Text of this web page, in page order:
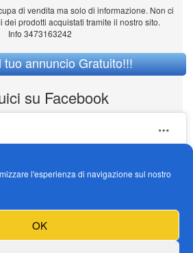
l'esperienza di navigazione sul nostro
OK
di vendita ma solo di informazione. Non ci
prodotti acquistati tramite il nostro sito.
Info 3473163242
tuo annuncio Gratuito!!!
su Facebook
Vendogokartit/
i cookie marketing e
questo contenuto